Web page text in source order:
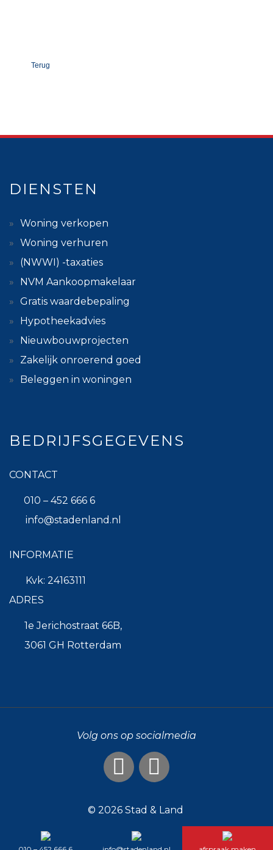
Terug
DIENSTEN
Woning verkopen
Woning verhuren
(NWWI) -taxaties
NVM Aankoopmakelaar
Gratis waardebepaling
Hypotheekadvies
Nieuwbouwprojecten
Zakelijk onroerend goed
Beleggen in woningen
BEDRIJFSGEGEVENS
CONTACT
010 – 452 666 6
info@stadenland.nl
INFORMATIE
Kvk: 24163111
ADRES
1e Jerichostraat 66B,
3061 GH Rotterdam
Volg ons op socialmedia
© 2026 Stad & Land